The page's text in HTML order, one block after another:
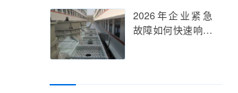
冷却塔降噪全流程
修‌是企业降本增效
的核心抓手，如何
2026年企业紧急
故障如何快速响应
务的时效标准、技